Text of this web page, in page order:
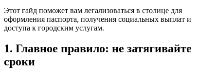
Этот гайд поможет вам легализоваться в столице для
оформления паспорта, получения социальных выплат и
доступа к городским услугам.
1. Главное правило: не затягивайте
сроки